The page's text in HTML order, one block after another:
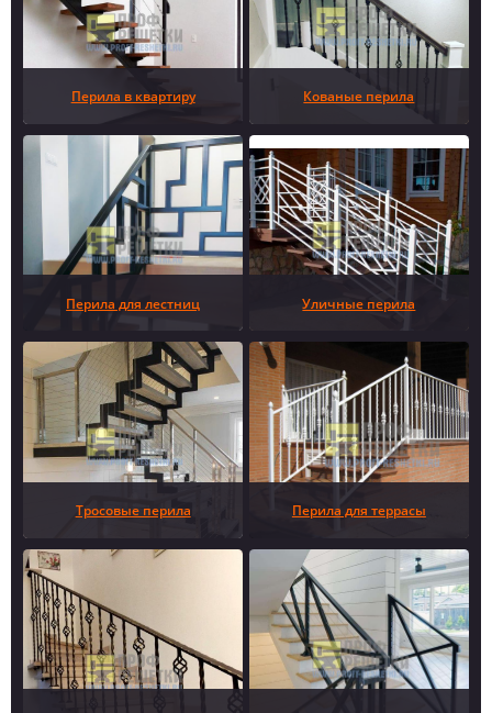
Перила в квартиру Кованые перила
Перила для лестниц Уличные перила
Тросовые перила Перила для террасы